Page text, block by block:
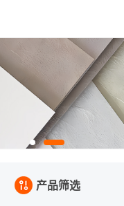
产品筛选